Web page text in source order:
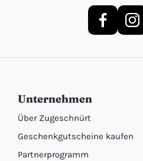
Unternehmen
Über Zugeschnürt
Geschenkgutscheine kaufen
Partnerprogramm